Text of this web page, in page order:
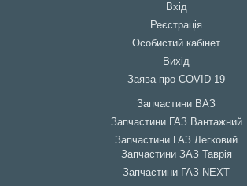
Вхід
Реєстрація
Особистий кабінет
Вихід
Заява про COVID-19
Запчастини ВАЗ
Запчастини ГАЗ Вантажний
Запчастини ГАЗ Легковий
Запчастини ЗАЗ Таврія
Запчастини ГАЗ NEXT